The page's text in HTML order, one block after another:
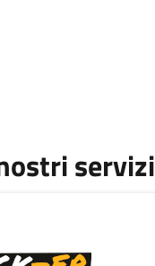
servizi